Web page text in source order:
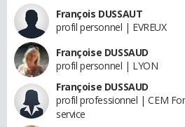
François DUSSAUT
profil personnel | EVREUX
Françoise DUSSAUD
profil personnel | LYON
Françoise DUSSAUD
profil professionnel | CEM
service